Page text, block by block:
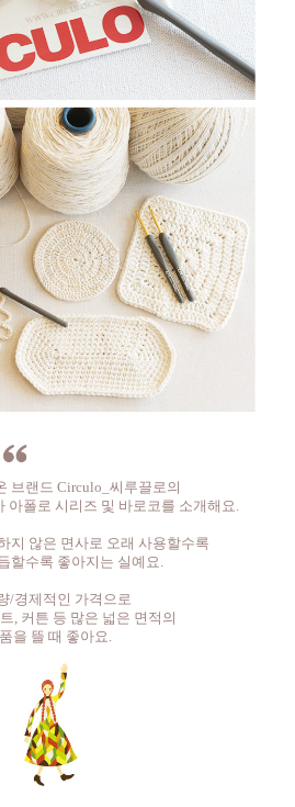
브랜드 Circulo_씨루끌로의
아폴로 시리즈 및 바로코를 소개해요.
지 않은 면사로 오래 사용할수록
할수록 좋아지는 실예요.
/경제적인 가격으로
, 커튼 등 많은 넓은 면적의
을 뜰 때 좋아요.